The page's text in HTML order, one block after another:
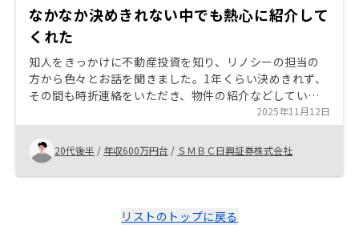
なかなか決めきれない中でも熱心に紹介して
くれた
知人をきっかけに不動産投資を知り、リノシーの担当の
方から色々とお話を聞きました。1年くらい決めきれず、
その間も時折連絡をいただき、物件の紹介などしていた
だきました。 自分の疑問に対してもすぐに解答してくだ
さったり、良い物件を紹介してくれたりしたので、投資
を始めようと思いました。
2025年11月12日
20代後半 / 年収600万円台 / ＳＭＢＣ日興証券株式会社
リストのトップに戻る